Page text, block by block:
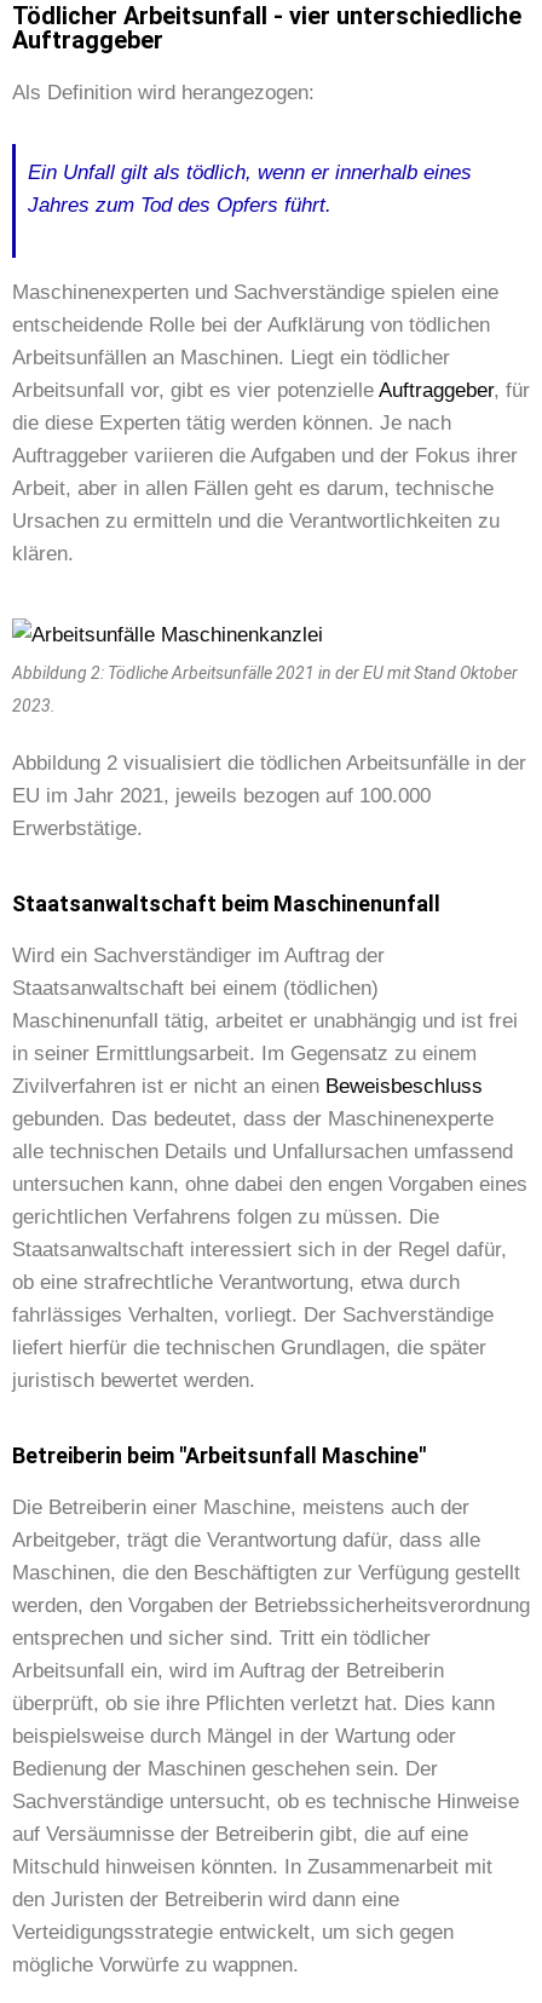
Tödlicher Arbeitsunfall - vier unterschiedliche
Auftraggeber
Als Definition wird herangezogen:
Ein Unfall gilt als tödlich, wenn er innerhalb eines
Jahres zum Tod des Opfers führt.
Maschinenexperten und Sachverständige spielen eine
entscheidende Rolle bei der Aufklärung von tödlichen
Arbeitsunfällen an Maschinen. Liegt ein tödlicher
Arbeitsunfall vor, gibt es vier potenzielle Auftraggeber, für
die diese Experten tätig werden können. Je nach
Auftraggeber variieren die Aufgaben und der Fokus ihrer
Arbeit, aber in allen Fällen geht es darum, technische
Ursachen zu ermitteln und die Verantwortlichkeiten zu
klären.
Abbildung 2: Tödliche Arbeitsunfälle 2021 in der EU mit Stand Oktober
2023.
Abbildung 2 visualisiert die tödlichen Arbeitsunfälle in der
EU im Jahr 2021, jeweils bezogen auf 100.000
Erwerbstätige.
Staatsanwaltschaft beim Maschinenunfall
Wird ein Sachverständiger im Auftrag der
Staatsanwaltschaft bei einem (tödlichen)
Maschinenunfall tätig, arbeitet er unabhängig und ist frei
in seiner Ermittlungsarbeit. Im Gegensatz zu einem
Zivilverfahren ist er nicht an einen Beweisbeschluss
gebunden. Das bedeutet, dass der Maschinenexperte
alle technischen Details und Unfallursachen umfassend
untersuchen kann, ohne dabei den engen Vorgaben eines
gerichtlichen Verfahrens folgen zu müssen. Die
Staatsanwaltschaft interessiert sich in der Regel dafür,
ob eine strafrechtliche Verantwortung, etwa durch
fahrlässiges Verhalten, vorliegt. Der Sachverständige
liefert hierfür die technischen Grundlagen, die später
juristisch bewertet werden.
Betreiberin beim "Arbeitsunfall Maschine"
Die Betreiberin einer Maschine, meistens auch der
Arbeitgeber, trägt die Verantwortung dafür, dass alle
Maschinen, die den Beschäftigten zur Verfügung gestellt
werden, den Vorgaben der Betriebssicherheitsverordnung
entsprechen und sicher sind. Tritt ein tödlicher
Arbeitsunfall ein, wird im Auftrag der Betreiberin
überprüft, ob sie ihre Pflichten verletzt hat. Dies kann
beispielsweise durch Mängel in der Wartung oder
Bedienung der Maschinen geschehen sein. Der
Sachverständige untersucht, ob es technische Hinweise
auf Versäumnisse der Betreiberin gibt, die auf eine
Mitschuld hinweisen könnten. In Zusammenarbeit mit
den Juristen der Betreiberin wird dann eine
Verteidigungsstrategie entwickelt, um sich gegen
mögliche Vorwürfe zu wappnen.